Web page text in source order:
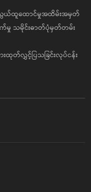
သွယ်ထူထောင်မှုအထိမ်းအမှတ်
ရွက်မှု သမိုင်းဓာတ်ပုံမှတ်တမ်း
တ်လွှင့်ပြသခြင်းလုပ်ငန်း